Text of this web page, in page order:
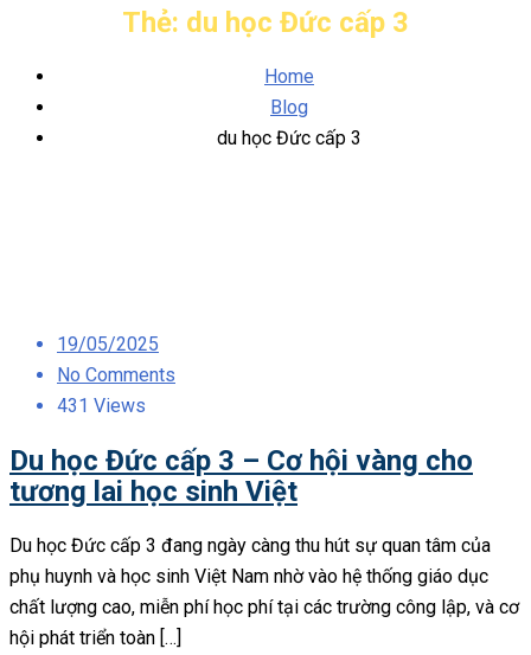
Thẻ: du học Đức cấp 3
Home
Blog
du học Đức cấp 3
Posted
on
19/05/2025
No Comments
431 Views
Du học Đức cấp 3 – Cơ hội vàng cho
tương lai học sinh Việt
Du học Đức cấp 3 đang ngày càng thu hút sự quan tâm của
phụ huynh và học sinh Việt Nam nhờ vào hệ thống giáo dục
chất lượng cao, miễn phí học phí tại các trường công lập, và cơ
hội phát triển toàn […]